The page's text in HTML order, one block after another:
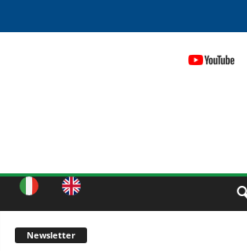
Newsletter